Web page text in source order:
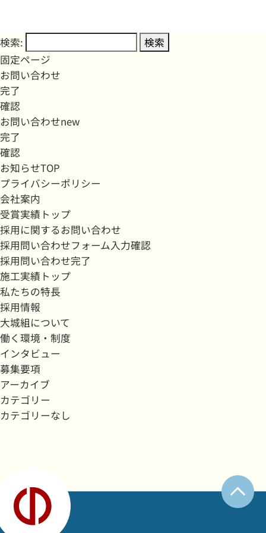
検索:
固定ページ
お問い合わせ
完了
確認
お問い合わせnew
完了
確認
お知らせTOP
プライバシーポリシー
会社案内
受賞実績トップ
採用に関するお問い合わせ
採用問い合わせフォーム入力確認
採用問い合わせ完了
施工実績トップ
私たちの特長
採用情報
大城組について
働く環境・制度
インタビュー
募集要項
アーカイブ
カテゴリー
カテゴリーなし